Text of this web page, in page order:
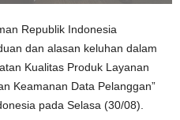
Republik Indonesia
dan alasan keluhan dalam
Kualitas Produk Layanan
Keamanan Data Pelanggan”
pada Selasa (30/08).